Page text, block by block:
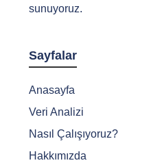
sunuyoruz.
Sayfalar
Anasayfa
Veri Analizi
Nasıl Çalışıyoruz?
Hakkımızda